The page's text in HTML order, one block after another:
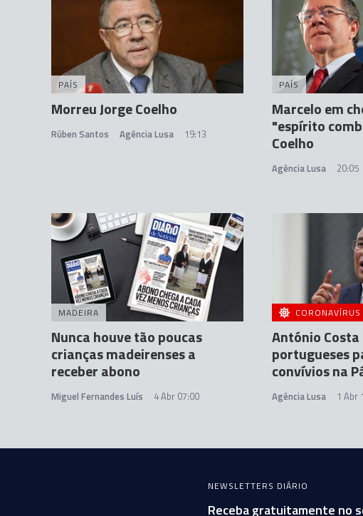
PAÍS
Morreu Jorge Coelho
Rúben Santos Agência Lusa 19:13
PAÍS
Marcelo em
"espírito
Coelho
Agência Lusa 20:05
MADEIRA
Nunca houve tão poucas
crianças madeirenses a
receber abono
Miguel Fernandes Luís 4 Abr 07:00
CORONAVÍRUS
António
portugueses
convívios na
Agência Lusa 1 Abr
NEWSLETTERS DIÁRIO
Receba gratuitamente no